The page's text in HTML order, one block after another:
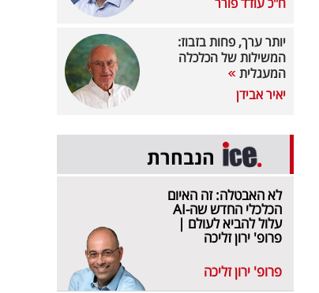
יותר ערך, פחות בזבוז:
המשילות של הכלכלה
המעגלית
יאיר אבידן
הנבחרת
לא האבטלה: זה האיום
הכלכלי החדש שה-AI
עלול להביא לעולם |
פרופ' ירון זליכה
פרופ' ירון זליכה